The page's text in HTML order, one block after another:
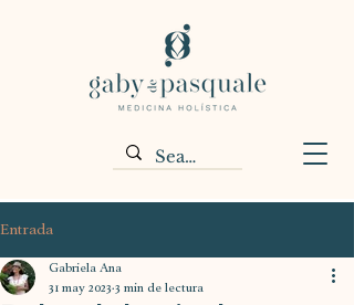
Entrada
Gabriela Ana
31 may 2023 3 min de lectura